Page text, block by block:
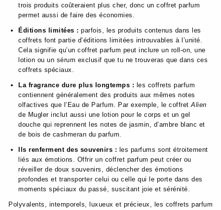
trois produits coûteraient plus cher, donc un coffret parfum
permet aussi de faire des économies.
Éditions limitées : parfois, les produits contenus dans les
coffrets font partie d’éditions limitées introuvables à l’unité.
Cela signifie qu’un coffret parfum peut inclure un roll-on, une
lotion ou un sérum exclusif que tu ne trouveras que dans ces
coffrets spéciaux.
La fragrance dure plus longtemps : les coffrets parfum
contiennent généralement des produits aux mêmes notes
olfactives que l’Eau de Parfum. Par exemple, le coffretAlien
de Mugler inclut aussi une lotion pour le corps et un gel
douche qui reprennent les notes de jasmin, d’ambre blanc et
de bois de cashmeran du parfum.
Ils renferment des souvenirs : les parfums sont étroitement
liés aux émotions. Offrir un coffret parfum peut créer ou
réveiller de doux souvenirs, déclencher des émotions
profondes et transporter celui ou celle qui le porte dans des
moments spéciaux du passé, suscitant joie et sérénité.
Polyvalents, intemporels, luxueux et précieux, les coffrets parfum